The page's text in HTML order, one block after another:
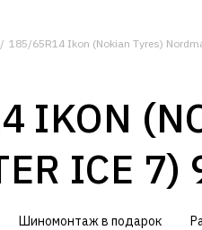
185/65R14 Ikon (Nokian Tyres)
IKON
ICE
Шиномонтаж в подарок